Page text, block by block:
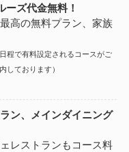
ーズ代金無料！
高の無料プラン、家族
程で有料設定されるコースがご
しております）
ン、メインダイニング
レストランもコース料